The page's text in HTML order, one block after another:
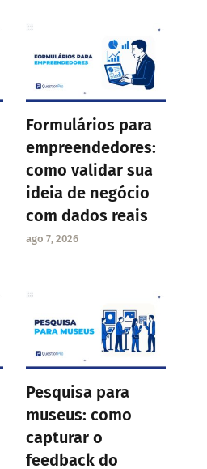
Formulários para
empreendedores:
como validar sua
ideia de negócio
com dados reais
ago 7, 2026
Pesquisa para
museus: como
capturar o
feedback do